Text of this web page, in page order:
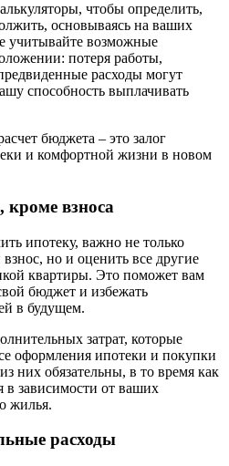
чтобы определить,
основываясь на ваших
учитывайте возможные
потеря работы,
расходы могут
способность выплачивать
бюджета – это залог
и комфортной жизни в новом
кроме взноса
ипотеку, важно не только
но и оценить все другие
квартиры. Это поможет вам
бюджет и избежать
в будущем.
затрат, которые
оформления ипотеки и покупки
них обязательны, в то время как
в зависимости от ваших
жилья.
расходы